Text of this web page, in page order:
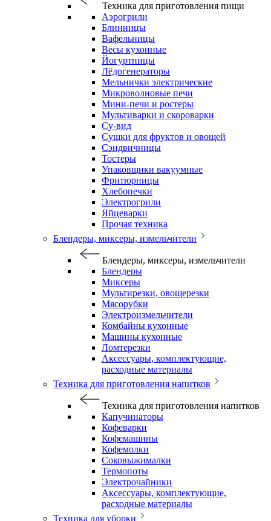
Техника для приготовления пищи
Аэрогрили
Блинницы
Вафельницы
Весы кухонные
Йогуртницы
Лёдогенераторы
Мельнички электрические
Микроволновые печи
Мини-печи и ростеры
Мультиварки и скороварки
Су-вид
Сушки для фруктов и овощей
Сэндвичницы
Тостеры
Упаковщики вакуумные
Фритюрницы
Хлебопечки
Электрогрили
Яйцеварки
Прочая техника
Блендеры, миксеры, измельчители
Блендеры, миксеры, измельчители
Блендеры
Миксеры
Мультирезки, овощерезки
Мясорубки
Электроизмельчители
Комбайны кухонные
Машины кухонные
Ломтерезки
Аксессуары, комплектующие,
расходные материалы
Техника для приготовления напитков
Техника для приготовления напитков
Капучинаторы
Кофеварки
Кофемашины
Кофемолки
Соковыжималки
Термопоты
Электрочайники
Аксессуары, комплектующие,
расходные материалы
Техника для уборки